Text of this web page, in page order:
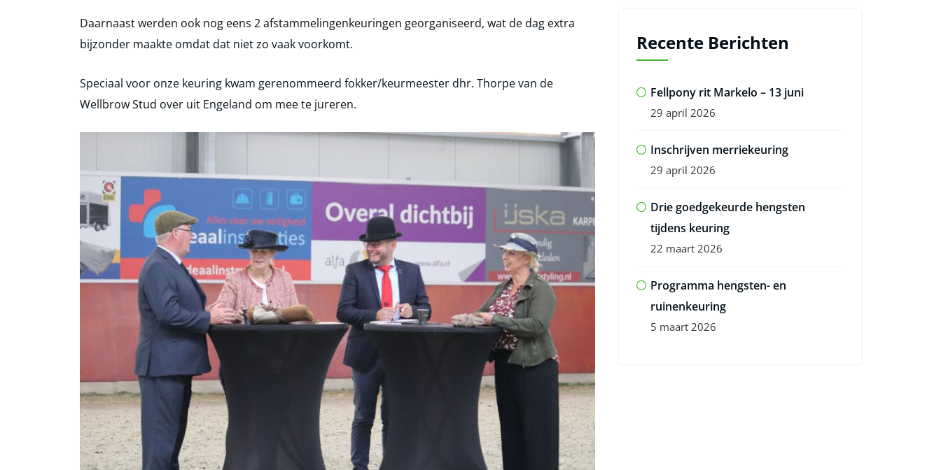
Daarnaast werden ook nog eens 2 afstammelingenkeuringen georganiseerd, wat de dag extra
bijzonder maakte omdat dat niet zo vaak voorkomt.
Speciaal voor onze keuring kwam gerenommeerd fokker/keurmeester dhr. Thorpe van de
Wellbrow Stud over uit Engeland om mee te jureren.
Recente Berichten
Fellpony rit Markelo – 13 juni
29 april 2026
Inschrijven merriekeuring
29 april 2026
Drie goedgekeurde hengsten
tijdens keuring
22 maart 2026
Programma hengsten- en
ruinenkeuring
5 maart 2026